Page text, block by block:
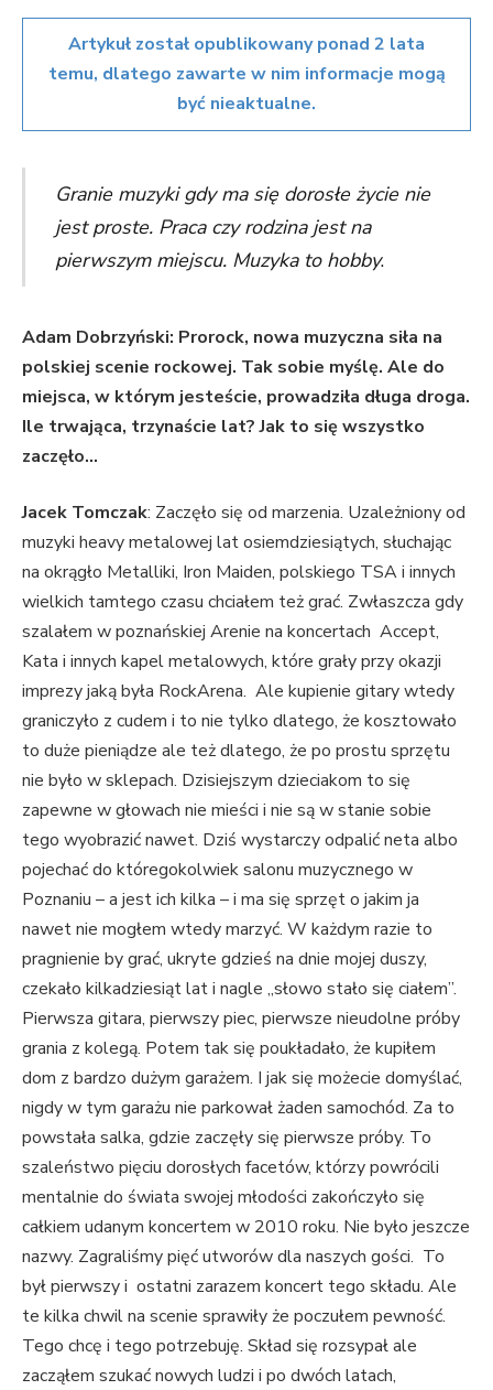
Artykuł został opublikowany ponad 2 lata
temu, dlatego zawarte w nim informacje mogą
być nieaktualne.
Granie muzyki gdy ma się dorosłe życie nie
jest proste. Praca czy rodzina jest na
pierwszym miejscu. Muzyka to hobby.
Adam Dobrzyński: Prorock, nowa muzyczna siła na
polskiej scenie rockowej. Tak sobie myślę. Ale do
miejsca, w którym jesteście, prowadziła długa droga.
Ile trwająca, trzynaście lat? Jak to się wszystko
zaczęło…
Jacek Tomczak: Zaczęło się od marzenia. Uzależniony od
muzyki heavy metalowej lat osiemdziesiątych, słuchając
na okrągło Metalliki, Iron Maiden, polskiego TSA i innych
wielkich tamtego czasu chciałem też grać. Zwłaszcza gdy
szalałem w poznańskiej Arenie na koncertach Accept,
Kata i innych kapel metalowych, które grały przy okazji
imprezy jaką była RockArena. Ale kupienie gitary wtedy
graniczyło z cudem i to nie tylko dlatego, że kosztowało
to duże pieniądze ale też dlatego, że po prostu sprzętu
nie było w sklepach. Dzisiejszym dzieciakom to się
zapewne w głowach nie mieści i nie są w stanie sobie
tego wyobrazić nawet. Dziś wystarczy odpalić neta albo
pojechać do któregokolwiek salonu muzycznego w
Poznaniu – a jest ich kilka – i ma się sprzęt o jakim ja
nawet nie mogłem wtedy marzyć. W każdym razie to
pragnienie by grać, ukryte gdzieś na dnie mojej duszy,
czekało kilkadziesiąt lat i nagle „słowo stało się ciałem”.
Pierwsza gitara, pierwszy piec, pierwsze nieudolne próby
grania z kolegą. Potem tak się poukładało, że kupiłem
dom z bardzo dużym garażem. I jak się możecie domyślać,
nigdy w tym garażu nie parkował żaden samochód. Za to
powstała salka, gdzie zaczęły się pierwsze próby. To
szaleństwo pięciu dorosłych facetów, którzy powrócili
mentalnie do świata swojej młodości zakończyło się
całkiem udanym koncertem w 2010 roku. Nie było jeszcze
nazwy. Zagraliśmy pięć utworów dla naszych gości. To
był pierwszy i ostatni zarazem koncert tego składu. Ale
te kilka chwil na scenie sprawiły że poczułem pewność.
Tego chcę i tego potrzebuję. Skład się rozsypał ale
zacząłem szukać nowych ludzi i po dwóch latach,